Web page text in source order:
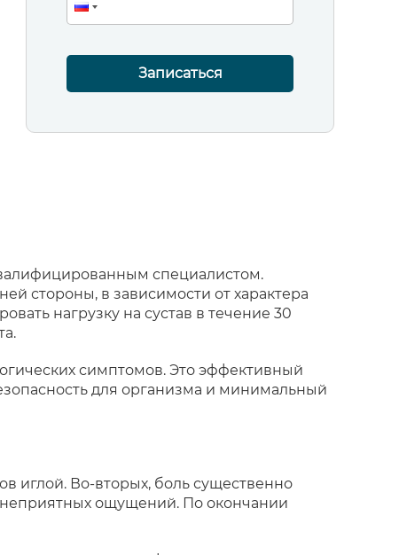
Записаться
специалистом.
стороны, в зависимости от характера
нагрузку на сустав в течение 30
симптомов. Это эффективный
для организма и минимальный
иглой. Во-вторых, боль существенно
ощущений. По окончании